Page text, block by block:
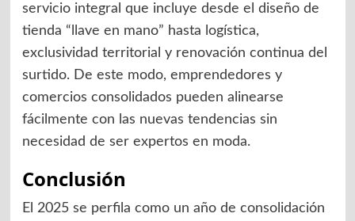
servicio integral que incluye desde el diseño de
tienda “llave en mano” hasta logística,
exclusividad territorial y renovación continua del
surtido. De este modo, emprendedores y
comercios consolidados pueden alinearse
fácilmente con las nuevas tendencias sin
necesidad de ser expertos en moda.
Conclusión
El 2025 se perfila como un año de consolidación